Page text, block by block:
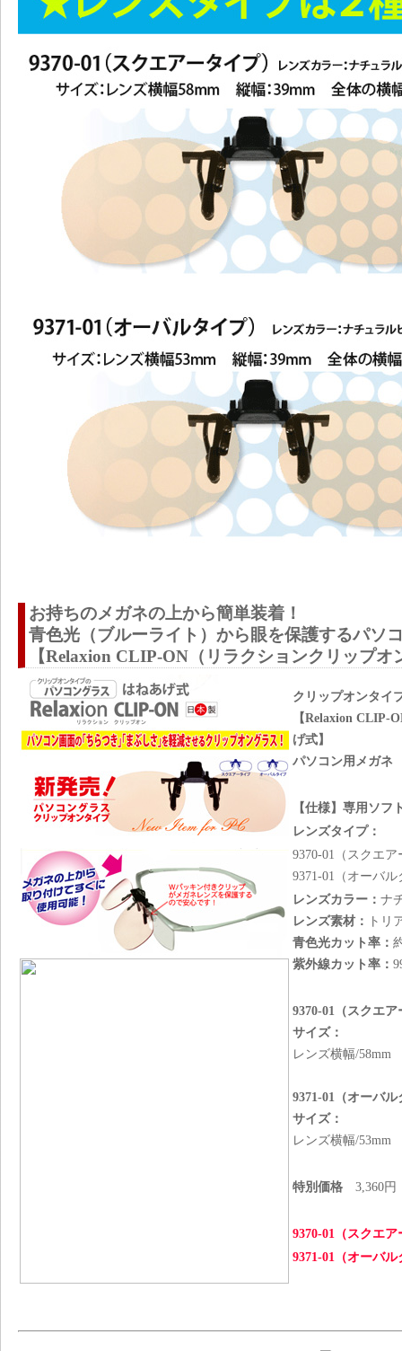
お持ちのメガネの上から簡単装着！
青色光（ブルーライト）から眼を保護するパソ
【Relaxion CLIP-ON（リラクションクリップオ
クリップオンタイ
【Relaxion CLIP-
げ式】
パソコン用メガネ
【仕様】専用ソフ
レンズタイプ：
9370-01（スクエ
9371-01（オーバル
レンズカラー： ナ
レンズ素材：
トリ
青色光カット率：
紫外線カット率：
9370-01（スクエ
サイズ：
レンズ横幅/
9371-01（オーバル
サイズ：
レンズ横幅/
特別価格 3,360円
9370-01（スクエ
9371-01（オーバ